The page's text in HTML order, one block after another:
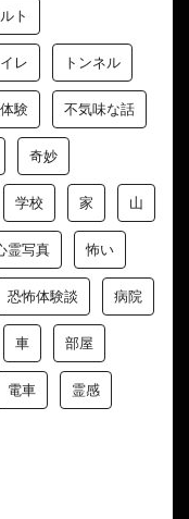
ト
レ トンネル
験 不気味な話
奇妙
学校 家 山
霊写真 怖い
恐怖体験談 病院
車 部屋
電車 霊感